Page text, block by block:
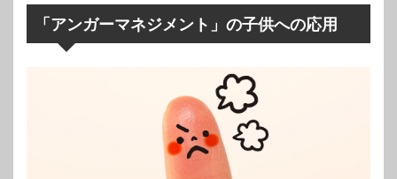
「アンガーマネジメント」の子供への応用